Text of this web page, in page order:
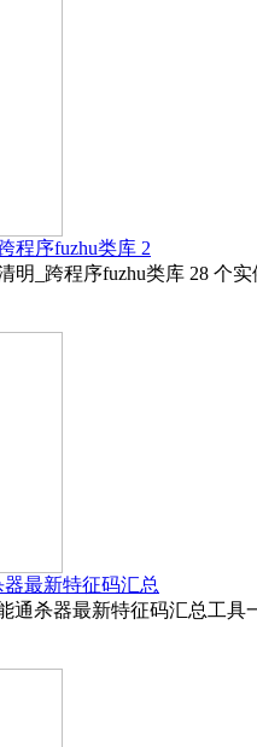
程序fuzhu类库 2
明_跨程序fuzhu类库 28 个
最新特征码汇总
通杀器最新特征码汇总工